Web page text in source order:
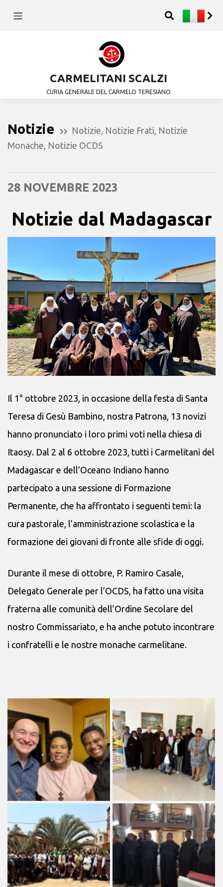
CARMELITANI SCALZI
CURIA GENERALE DEL CARMELO TERESIANO
Notizie Notizie Notizie Frati Notizie
Monache Notizie OCDS
28 NOVEMBRE 2023
Notizie dal Madagascar
Il 1° ottobre 2023, in occasione della festa di Santa
Teresa di Gesù Bambino, nostra Patrona, 13 novizi
hanno pronunciato i loro primi voti nella chiesa di
Itaosy. Dal 2 al 6 ottobre 2023, tutti i Carmelitani del
Madagascar e dell’Oceano Indiano hanno
partecipato a una sessione di Formazione
Permanente, che ha affrontato i seguenti temi: la
cura pastorale, l’amministrazione scolastica e la
formazione dei giovani di fronte alle sfide di oggi.
Durante il mese di ottobre, P. Ramiro Casale,
Delegato Generale per l’OCDS, ha fatto una visita
fraterna alle comunità dell’Ordine Secolare del
nostro Commissariato, e ha anche potuto incontrare
i confratelli e le nostre monache carmelitane.